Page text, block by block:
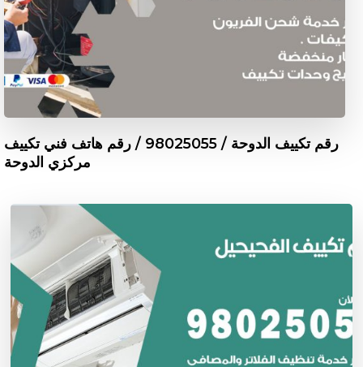
رقم تكييف الدوحة / 98025055 / رقم هاتف فني تكييف
مركزي الدوحة